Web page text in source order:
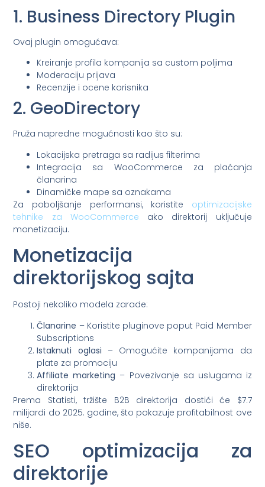
1. Business Directory Plugin
Ovaj plugin omogućava:
Kreiranje profila kompanija sa custom poljima
Moderaciju prijava
Recenzije i ocene korisnika
2. GeoDirectory
Pruža napredne mogućnosti kao što su:
Lokacijska pretraga sa radijus filterima
Integracija sa WooCommerce za plaćanja
članarina
Dinamičke mape sa oznakama
Za poboljšanje performansi, koristite optimizacijske
tehnike za WooCommerce ako direktorij uključuje
monetizaciju.
Monetizacija
direktorijskog sajta
Postoji nekoliko modela zarade:
Članarine – Koristite pluginove poput Paid Member
Subscriptions
Istaknuti oglasi – Omogućite kompanijama da
plate za promociju
Affiliate marketing – Povezivanje sa uslugama iz
direktorija
Prema Statisti, tržište B2B direktorija dostići će $7.7
milijardi do 2025. godine, što pokazuje profitabilnost ove
niše.
SEO optimizacija za
direktorije